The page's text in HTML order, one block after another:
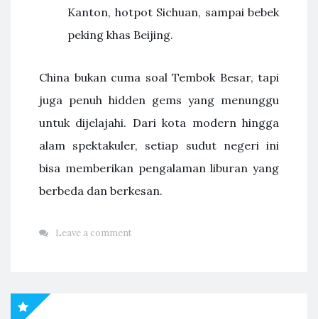
Kanton, hotpot Sichuan, sampai bebek
peking khas Beijing.
China bukan cuma soal Tembok Besar, tapi
juga penuh hidden gems yang menunggu
untuk dijelajahi. Dari kota modern hingga
alam spektakuler, setiap sudut negeri ini
bisa memberikan pengalaman liburan yang
berbeda dan berkesan.
Leave a comment